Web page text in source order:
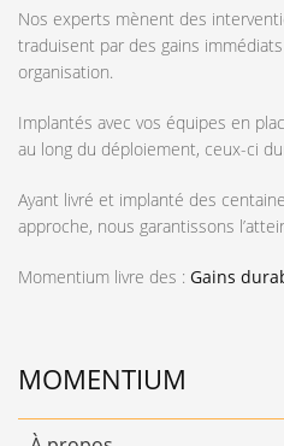
Nos experts mènent des
traduisent par des gains
organisation.
Implantés avec vos équipes en
au long du déploiement, ceux-ci
Ayant livré et implanté des
approche, nous garantissons
Momentium livre des : Gains
MOMENTIUM